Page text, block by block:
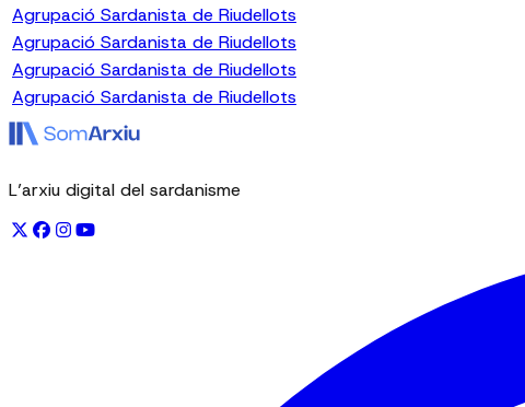
Agrupació Sardanista de Riudellots
Agrupació Sardanista de Riudellots
Agrupació Sardanista de Riudellots
Agrupació Sardanista de Riudellots
L’arxiu digital del sardanisme